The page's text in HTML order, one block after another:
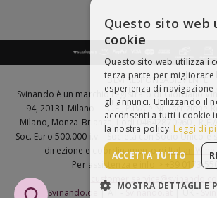
BEVI RESPONSABILMENTE
Svinando è un marchio registrato di Giordano Vini
94, 20131 Milano - - C.F., P.IVA e Nr. Iscrizione
Milano, Monza-Brianza, Lodi 04642870960 -
Soc. Euro 500.000 i.v. - Società con Socio Unico e
direzione e coordinamento diItalian
Per assistenza e info > +39 0173
DE -Svinando.de | AT -Svinando.at | UK -
Questo sito web
cookie
Questo sito web utilizza i
terza parte per migliorare
esperienza di
gli annunci. Utilizzando il
acconsenti a tutti i cookie
la nostra policy. Leggi di
ACCETTA TUTTO
MOSTRA DETTAGLI E